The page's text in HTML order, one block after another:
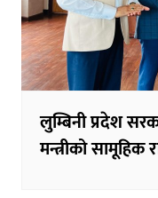
लुम्बिनी प्रदेश
मन्त्रीको सामूहिक